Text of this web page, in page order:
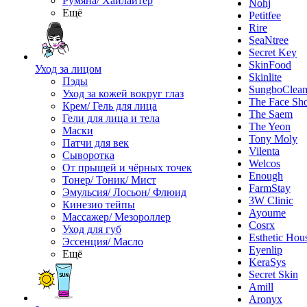
Ещё
Уход за лицом
Пэды
Уход за кожей вокруг глаз
Крем/ Гель для лица
Гели для лица и тела
Маски
Патчи для век
Сыворотка
От прыщей и чёрных точек
Тонер/ Тоник/ Мист
Эмульсия/ Лосьон/ Флюид
Кинезио тейпы
Массажер/ Мезороллер
Уход для губ
Эссенция/ Масло
Ещё
Nohj
Petitfee
Rire
SeaNtree
Secret Key
SkinFood
Skinlite
The Face
The Saem
The Yeon
Tony Moly
Vilenta
Welcos
Enough
FarmStay
3W Clinic
Ayoume
Cosrx
Esthetic
Eyenlip
KeraSys
Secret Skin
Amill
Aronyx